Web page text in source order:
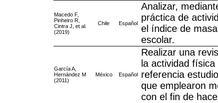
Macedo F,
Pinheiro R,
Cintra J, et al.
(2019)
Chile Español
Analizar,
práctica de
el índice de
escolar.
García A,
Hernández M
(2011)
México Español
Realizar una
la actividad
referencia
que emplearon
con el fin de